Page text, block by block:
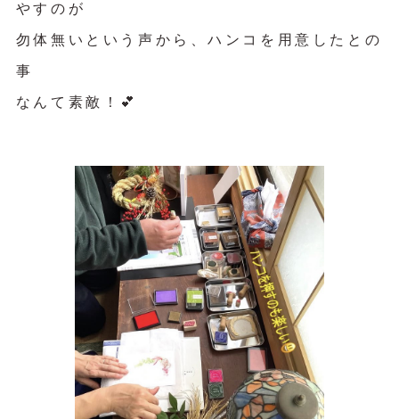
やすのが
勿体無いという声から、ハンコを用意したとの
事
なんて素敵！💕